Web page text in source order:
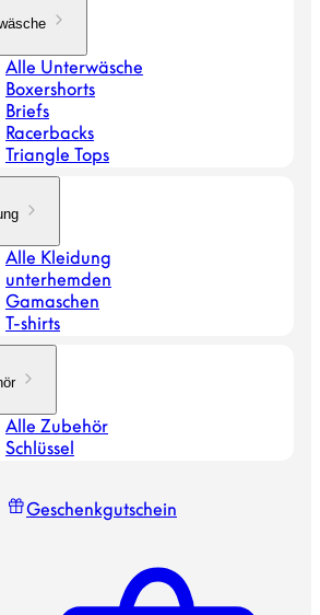
Alle Unterwäsche
Boxershorts
Briefs
Racerbacks
Triangle Tops
Alle Kleidung
unterhemden
Gamaschen
T-shirts
Alle Zubehör
Schlüssel
Geschenkgutschein